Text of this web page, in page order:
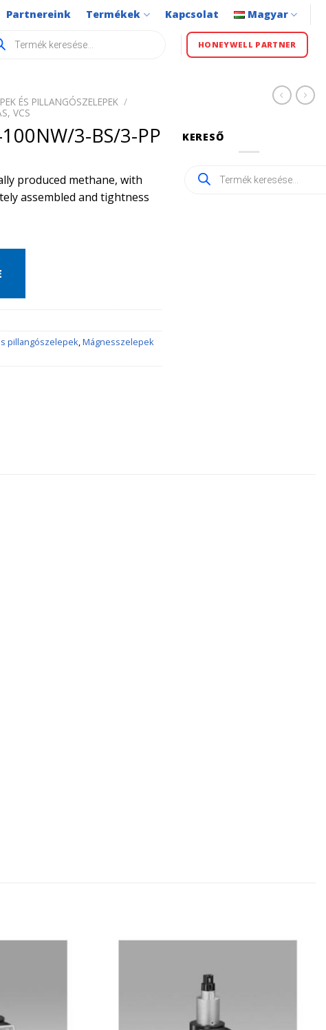
Partnereink Termékek Kapcsolat Magyar
HONEYWELL PARTNER
ÉS PILLANGÓSZELEPEK /
VCS
3-BS/3-PP
produced methane, with
assembled and tightness
pillangószelepek Mágnesszelepek
KERESŐ
Products
search